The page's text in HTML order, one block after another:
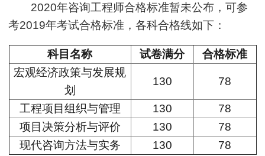
2020年咨询工程师合格标准暂未公布，可参
考2019年考试合格标准，各科合格线如下：
科目名称 试卷满分
合格标准
宏观经济政策与发展规
划
130 78
工程项目组织与管理 130
78
项目决策分析与评价
130
78
现代咨询方法与实务
130
78